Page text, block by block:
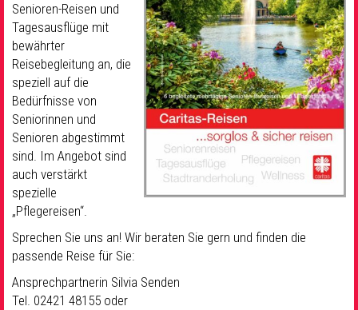
Musik& Kultur
Seelsorge & Kontakt
Senioren-Reisen und
Tagesausflüge mit
bewährter
Reisebegleitung an, die
speziell auf die
Bedürfnisse von
Seniorinnen und
Senioren abgestimmt
sind. Im Angebot sind
auch verstärkt
spezielle
„Pflegereisen“.
Sprechen Sie uns an! Wir beraten Sie gern und finden die
passende Reise für Sie:
Ansprechpartnerin Silvia Senden
Tel. 02421 48155 oder